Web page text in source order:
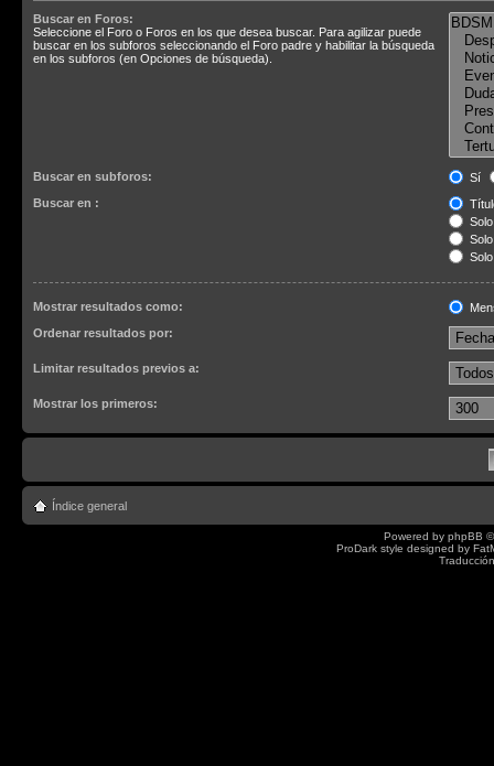
Buscar en Foros:
Seleccione el Foro o Foros en los que desea buscar. Para agilizar puede
buscar en los subforos seleccionando el Foro padre y habilitar la búsqueda
en los subforos (en Opciones de búsqueda).
Buscar en subforos:
Sí
Buscar en :
Mostrar resultados como:
Ordenar resultados por:
Limitar resultados previos a:
Mostrar los primeros:
Índice general
Powered by phpBB
ProDark style designed by